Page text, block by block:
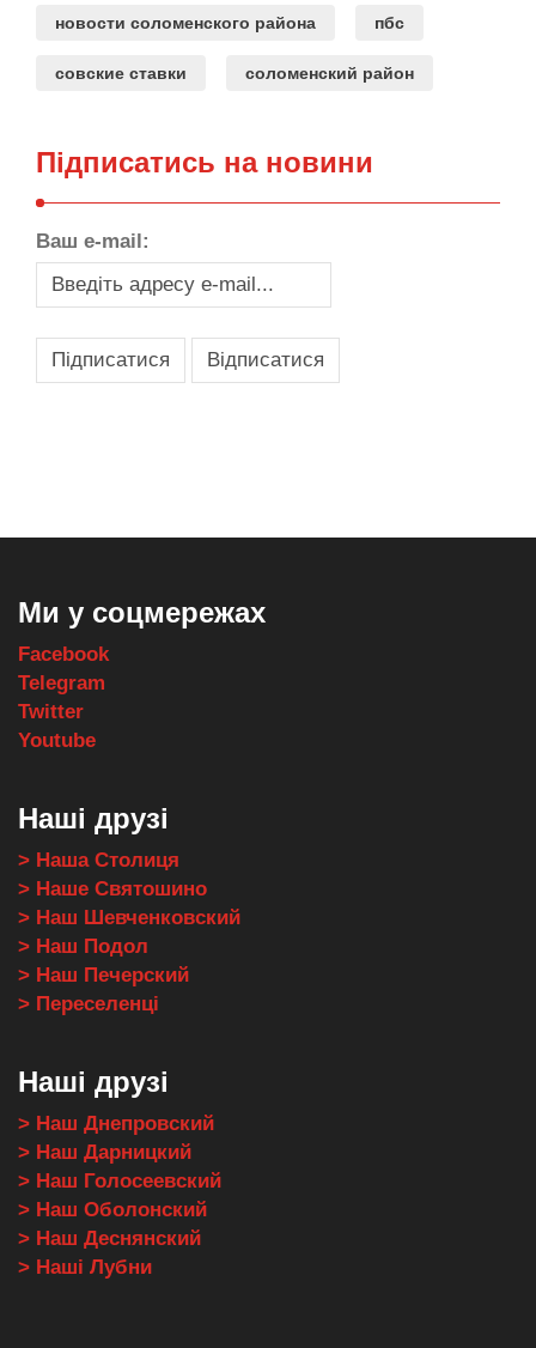
новости соломенского района пбс
совские ставки соломенский район
Підписатись на новини
Ваш e-mail:
Ми у соцмережах
Facebook
Telegram
Twitter
Youtube
Наші друзі
> Наша Столиця
> Наше Святошино
> Наш Шевченковский
> Наш Подол
> Наш Печерский
> Переселенці
Наші друзі
> Наш Днепровский
> Наш Дарницкий
> Наш Голосеевский
> Наш Оболонский
> Наш Деснянский
> Наші Лубни